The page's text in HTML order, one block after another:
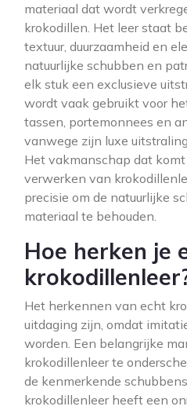
materiaal dat wordt
krokodillen. Het leer staat
textuur, duurzaamheid en
natuurlijke schubben en
elk stuk een exclusieve
wordt vaak gebruikt voor
tassen, portemonnees en
vanwege zijn luxe
Het vakmanschap dat
verwerken van
precisie om de natuurlijke
materiaal te behouden.
Hoe herken je
Het herkennen van echt
uitdaging zijn, omdat
worden. Een belangrijke
krokodillenleer te
de kenmerkende
krokodillenleer heeft een